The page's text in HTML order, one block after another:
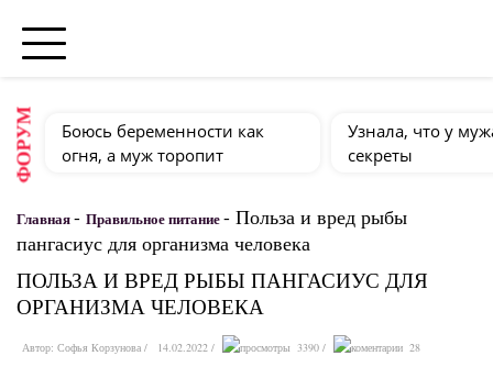
ФОРУМ
Боюсь беременности как
огня, а муж торопит
Узнала, что у
секреты
Главная- Правильное питание- Польза и вред рыбы
пангасиус для организма человека
ПОЛЬЗА И ВРЕД РЫБЫ ПАНГАСИУС ДЛЯ
ОРГАНИЗМА ЧЕЛОВЕКА
Автор: Софья Корзунова 14.02.2022 3390 28